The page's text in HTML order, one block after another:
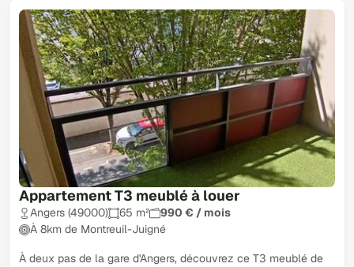
Appartement T3 meublé à louer
Angers (49000) 65 m²
990 € / mois
À 8km de Montreuil-Juigné
À deux pas de la gare d'Angers, découvrez ce T3 meublé de